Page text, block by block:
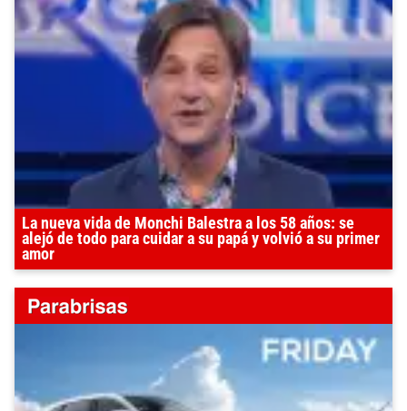
La nueva vida de Monchi Balestra a los 58 años: se
alejó de todo para cuidar a su papá y volvió a su primer
amor